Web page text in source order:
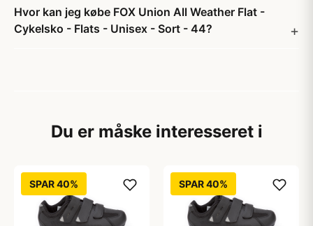
Hvor kan jeg købe FOX Union All Weather Flat -
Cykelsko - Flats - Unisex - Sort - 44?
Du er måske interesseret i
SPAR 40% SPAR 40%